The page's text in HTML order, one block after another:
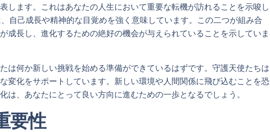
します。これはあなたの人生において重要な転機が訪れることを示唆し
自己成長や精神的な目覚めを強く意味しています。この二つが組み合
成長し、進化するための絶好の機会が与えられていることを示していま
は何か新しい挑戦を始める準備ができているはずです。守護天使たちは
変化をサポートしています。新しい環境や人間関係に飛び込むことを恐
は、あなたにとって良い方向に進むための一歩となるでしょう。
要性